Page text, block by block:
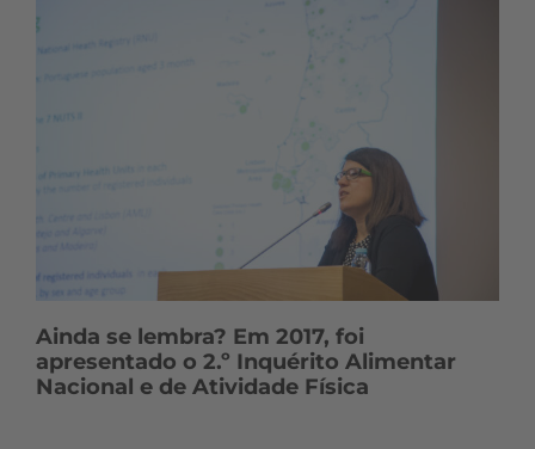
Ainda se lembra? Em 2017, foi
apresentado o 2.º Inquérito Alimentar
Nacional e de Atividade Física